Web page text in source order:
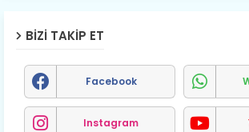
BIZI TAKIP ET
Facebook
Instagram